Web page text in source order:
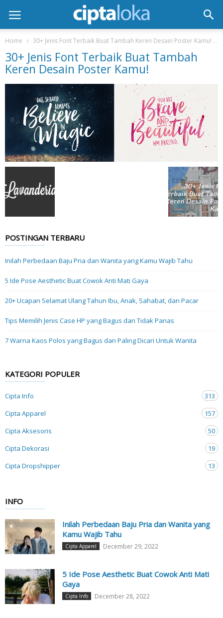
Home 30+ Jenis Font Terbaik Buat Tambah Keren Desain Poster Kamu!
30+ Jenis Font Terbaik Buat Tambah
Keren Desain Poster Kamu!
POSTINGAN TERBARU
Inilah Perbedaan Baju Pria dan Wanita yang Kamu Wajib Tahu
5 Ide Pose Aesthetic Buat Cowok Anti Mati Gaya
20+ Ucapan Selamat Ulang Tahun Ibu, Anak, Sahabat, dan Pacar
Tips Memilih Jenis Case HP yang Bagus dan Tidak Panas
7 Warna Kaos Polos yang Bagus dan Paling Dicari Untuk Wanita
KATEGORI POPULER
Cipta Info
313
Cipta Apparel
157
Cipta Aksesoris
50
Cipta Dekorasi
19
Cipta Dropshipper
13
INFO
Inilah Perbedaan Baju Pria dan Wanita yang
Kamu Wajib Tahu
Cipta Apparel December 29, 2022
5 Ide Pose Aesthetic Buat Cowok Anti Mati
Gaya
Cipta Info December 28, 2022